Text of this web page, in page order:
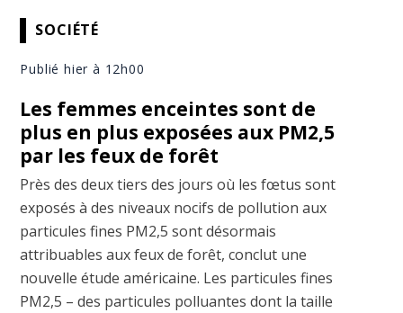
SOCIÉTÉ
Publié hier à 12h00
Les femmes enceintes sont de
plus en plus exposées aux PM2,5
par les feux de forêt
Près des deux tiers des jours où les fœtus sont
exposés à des niveaux nocifs de pollution aux
particules fines PM2,5 sont désormais
attribuables aux feux de forêt, conclut une
nouvelle étude américaine. Les particules fines
PM2,5 – des particules polluantes dont la taille